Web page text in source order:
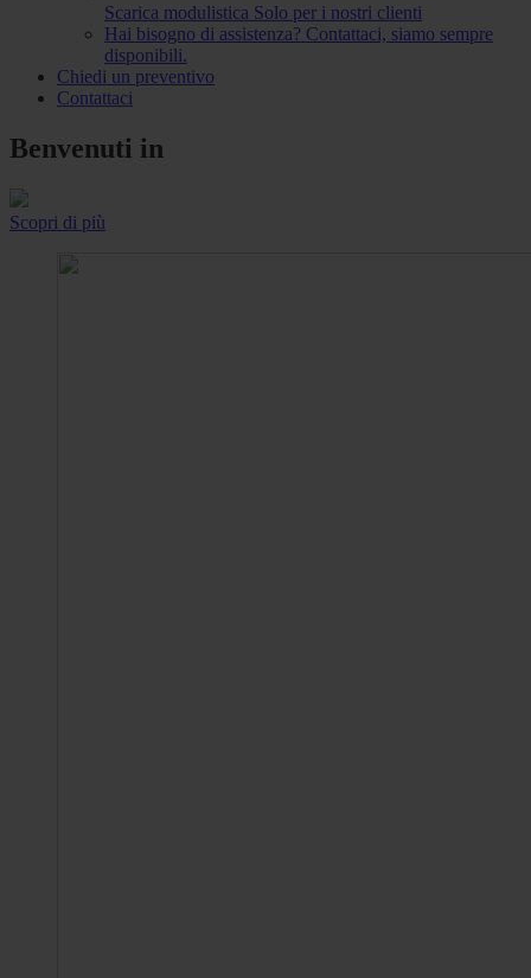
Scarica modulistica Solo per i nostri clienti
Hai bisogno di assistenza? Contattaci, siamo sempre
disponibili.
Chiedi un preventivo
Contattaci
Benvenuti in
Scopri di più